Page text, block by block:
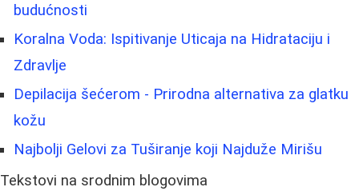
budućnosti
Koralna Voda: Ispitivanje Uticaja na Hidrataciju i
Zdravlje
Depilacija šećerom - Prirodna alternativa za glatku
kožu
Najbolji Gelovi za Tuširanje koji Najduže Mirišu
Tekstovi na srodnim blogovima